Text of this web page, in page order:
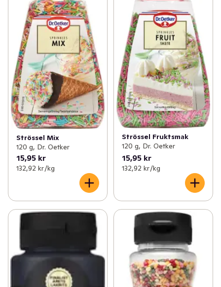
Strössel Mix
120 g, Dr. Oetker
15,95 kr
132,92 kr /kg
Strössel Fruktsmak
120 g, Dr. Oetker
15,95 kr
132,92 kr /kg